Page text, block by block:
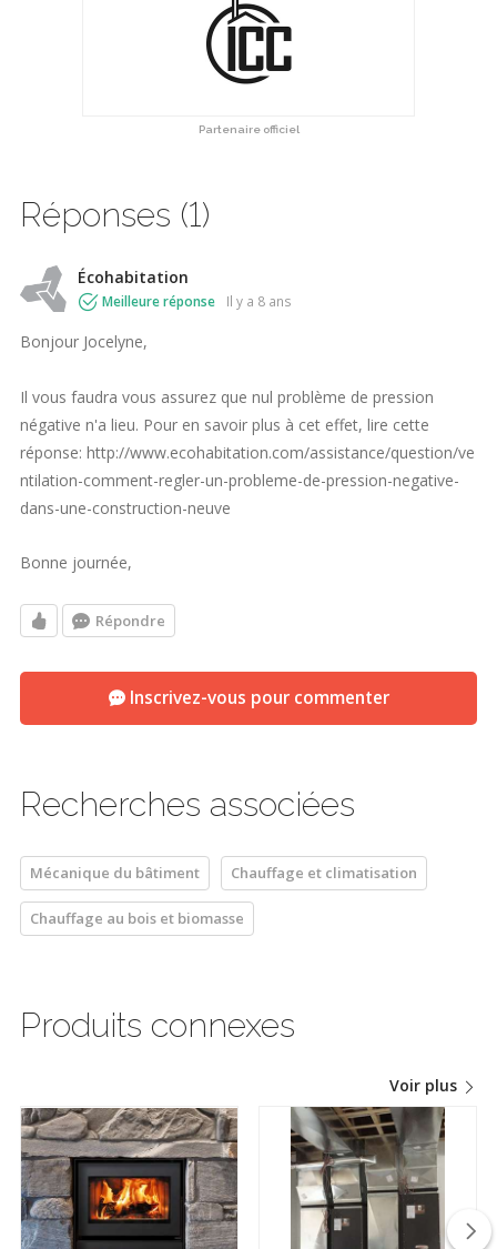
Partenaire officiel
Réponses (1)
Écohabitation
Meilleure réponse il y a 8 ans
Bonjour Jocelyne,
Il vous faudra vous assurez que nul problème de pression
négative n'a lieu. Pour en savoir plus à cet effet, lire cette
réponse: http://www.ecohabitation.com/assistance/question/ve
ntilation-comment-regler-un-probleme-de-pression-negative-
dans-une-construction-neuve
Bonne journée,
Répondre
Inscrivez-vous pour commenter
Recherches associées
Mécanique du bâtiment Chauffage et climatisation
Chauffage au bois et biomasse
Produits connexes
Voir plus